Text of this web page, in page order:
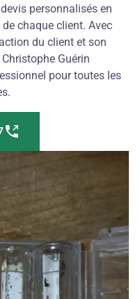
personnalisés en
chaque client. Avec
du client et son
Guérin
pour toutes les